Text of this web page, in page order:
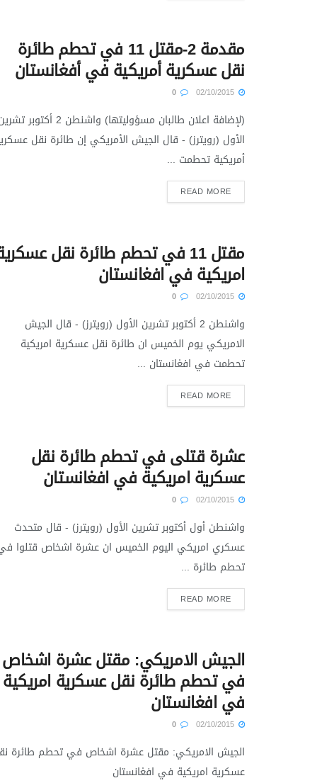
مقدمة 2-مقتل 11 في تحطم طائرة
نقل عسكرية أمريكية في أفغانستان
(لإضافة اعلان طالبان مسؤوليتها) واشنطن 2 أكتوبر
الأول (رويترز) - قال الجيش الأمريكي إن طائرة نقل
أمريكية تحطمت ...
READ MORE
مقتل 11 في تحطم طائرة نقل
امريكية في افغانستان
واشنطن 2 أكتوبر تشرين الأول (رويترز) - قال الجيش
الامريكي يوم الخميس ان طائرة نقل عسكرية امريكية
تحطمت في افغانستان ...
READ MORE
عشرة قتلى في تحطم طائرة نقل
عسكرية امريكية في افغانستان
واشنطن أول أكتوبر تشرين الأول (رويترز) - قال متحدث
عسكري امريكي اليوم الخميس ان عشرة اشخاص قتلوا
تحطم طائرة ...
READ MORE
الجيش الامريكي: مقتل عشرة اشخاص
في تحطم طائرة نقل عسكرية امريكية
في افغانستان
الجيش الامريكي: مقتل عشرة اشخاص في تحطم طائرة
عسكرية امريكية في افغانستان